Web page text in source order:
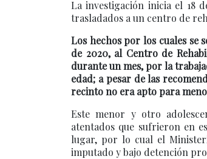
La investigación inicia el 18
trasladados a un centro de
Los hechos por los cuales se
de 2020, al Centro de
durante un mes, por la
edad; a pesar de las
recinto no era apto para
Este menor y otro
atentados que sufrieron en
lugar, por lo cual el
imputado y bajo detención